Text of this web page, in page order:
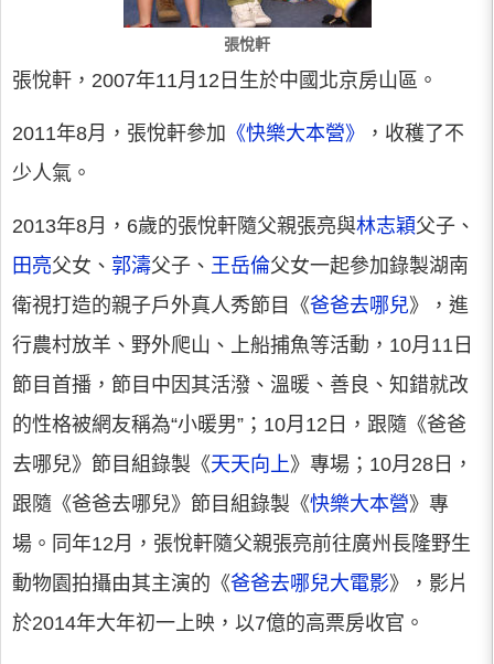
張悅軒
張悅軒，2007年11月12日生於中國北京房山區。
2011年8月，張悅軒參加 《快樂大本營》
，收穫了不
少人氣。
2013年8月，6歲的張悅軒隨父親張亮與林志穎父子、
田亮父女、 郭濤父子、 王岳倫父女一起參加錄製湖南
衛視打造的親子戶外真人秀節目《爸爸去哪兒》，進
行農村放羊、野外爬山、上船捕魚等活動，10月11日
節目首播，節目中因其活潑、溫暖、善良、知錯就改
的性格被網友稱為“小暖男”；10月12日，跟隨《爸爸
去哪兒》節目組錄製《天天向上》專場；10月28日，
跟隨《爸爸去哪兒》節目組錄製《快樂大本營》專
場。同年12月，張悅軒隨父親張亮前往廣州長隆野生
動物園拍攝由其主演的《爸爸去哪兒大電影》，影片
於2014年大年初一上映，以7億的高票房收官。